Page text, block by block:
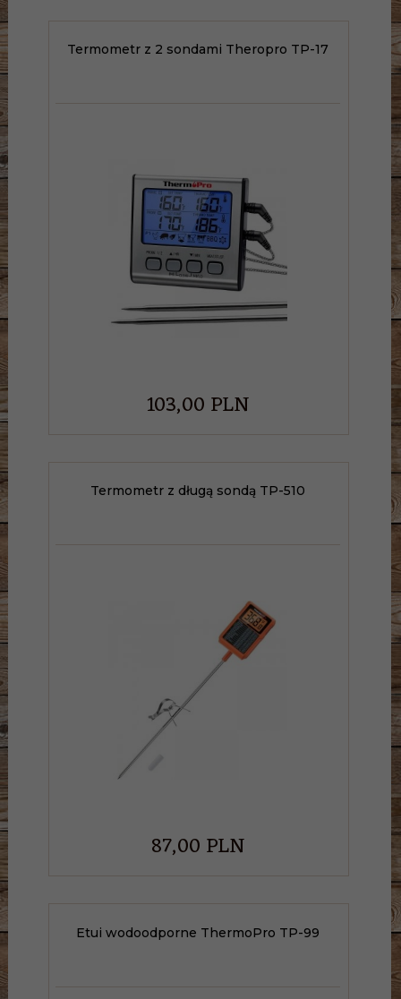
Termometr z 2 sondami Theropro TP-17
103,00PLN
Termometr z długą sondą TP-510
87,00PLN
Etui wodoodporne ThermoPro TP-99